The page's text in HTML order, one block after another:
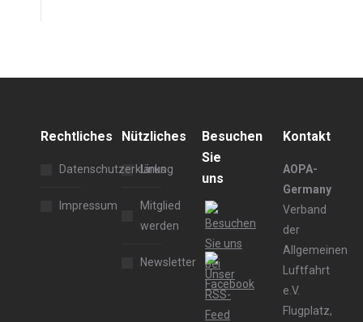
Rechtliches
Datenschutzerklärung
Impressum
Nützliches
Links
Mitglied
werden
Newsletter
Besuchen
Sie
uns
Kontakt
AOPA-
Germany
Verband
der
Allgemeinen
Luftfahrt
e.V.
Flugplatz,